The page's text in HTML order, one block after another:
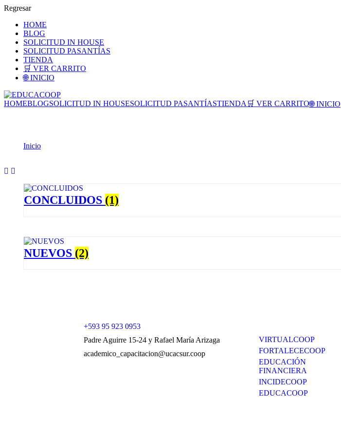
Regresar
HOME
BLOG
SOLICITUD IN HOUSE
SOLICITUD PASANTÍAS
TIENDA
🛒 VER CARRITO
🌐 INICIO
HOMEBLOGSOLICITUD IN HOUSESOLICITUD PASANTÍASTIENDA 🛒 VER CARRITO🌐 INICIO
Inicio
CONCLUIDOS (1)
NUEVOS (2)
+593 95 923 0953
Padre Aguirre 15-24 y Rafael María Arizaga
academico_capacitacion@ucacsur.coop
VIRTUALCOOP
FORTALECECOOP
EDUCACIÓN
FINANCIERA
INCIDECOOP
EDUCACOOP